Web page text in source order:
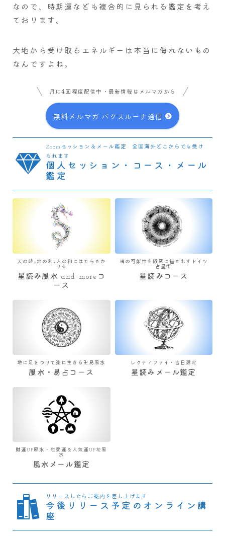
なので、時期運なども複合的に見られる鑑定を考え
ております。
大地から受け取るエネルギーは本当に侮れないもの
なんですよね。
月に4回程度配信中・最新情報はメルマガから
無料メルマガ パクスルーナ通信
Zoomセッション＆メール鑑定 全国海外どこからでも受け
られます
個人セッション・コース・メール
鑑定
天の時×地の利×人の和にはたらきか
ける
星読み風水 and moreコ
ース
魂の可能性を緻密に描き出すドイツ
占星術
星読みコース
地に足をつけて楽に生きる卍易風水
風水・易占コース
レクティファイ・吉日選定
星読みメール鑑定
財運UP風水・恋愛運＆人気運UP花風
水
風水メール鑑定
リリースしたらご案内を差し上げます
今後リリース予定のオンライン講
座